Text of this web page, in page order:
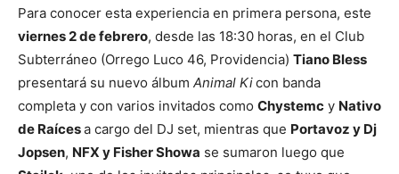
Para conocer esta experiencia en primera persona, este
viernes 2 de febrero, desde las 18:30 horas, en el Club
Subterráneo (Orrego Luco 46, Providencia) Tiano Bless
presentará su nuevo álbum Animal Kicon banda
completa y con varios invitados como Chystemc y Nativo
de Raícesa cargo del DJ set, mientras que Portavoz y Dj
Jopsen, NFX y Fisher Showa se sumaron luego que